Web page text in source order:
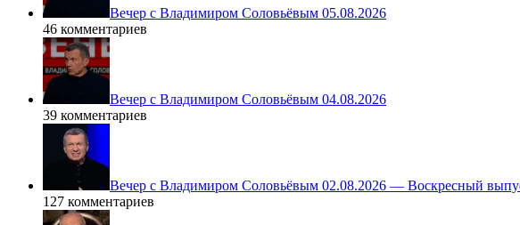
Вечер с Владимиром Соловьёвым 05.08.2026
46 комментариев
Вечер с Владимиром Соловьёвым 04.08.2026
39 комментариев
Вечер с Владимиром Соловьёвым 02.08.2026 — Воскресный
127 комментариев